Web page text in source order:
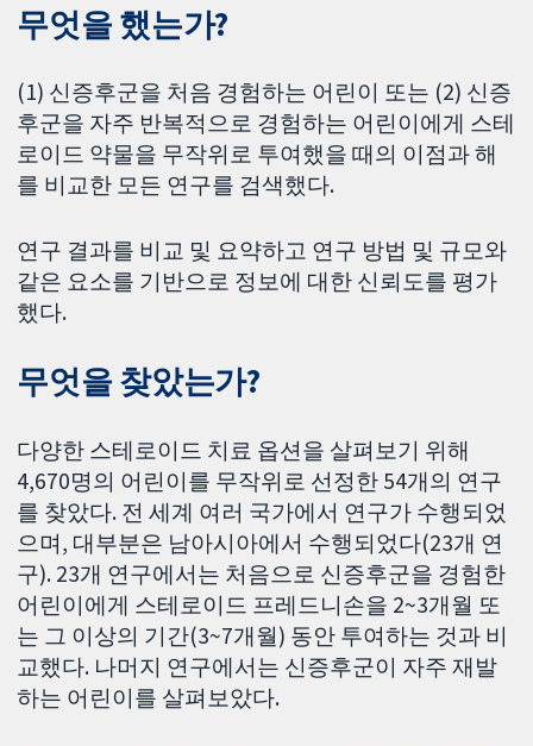
무엇을 했는가?
(1) 신증후군을 처음 경험하는 어린이 또는 (2) 신증
후군을 자주 반복적으로 경험하는 어린이에게 스테
로이드 약물을 무작위로 투여했을 때의 이점과 해
를 비교한 모든 연구를 검색했다.
연구 결과를 비교 및 요약하고 연구 방법 및 규모와
같은 요소를 기반으로 정보에 대한 신뢰도를 평가
했다.
무엇을 찾았는가?
다양한 스테로이드 치료 옵션을 살펴보기 위해
4,670명의 어린이를 무작위로 선정한 54개의 연구
를 찾았다. 전 세계 여러 국가에서 연구가 수행되었
으며, 대부분은 남아시아에서 수행되었다(23개 연
구). 23개 연구에서는 처음으로 신증후군을 경험한
어린이에게 스테로이드 프레드니손을 2~3개월 또
는 그 이상의 기간(3~7개월) 동안 투여하는 것과 비
교했다. 나머지 연구에서는 신증후군이 자주 재발
하는 어린이를 살펴보았다.